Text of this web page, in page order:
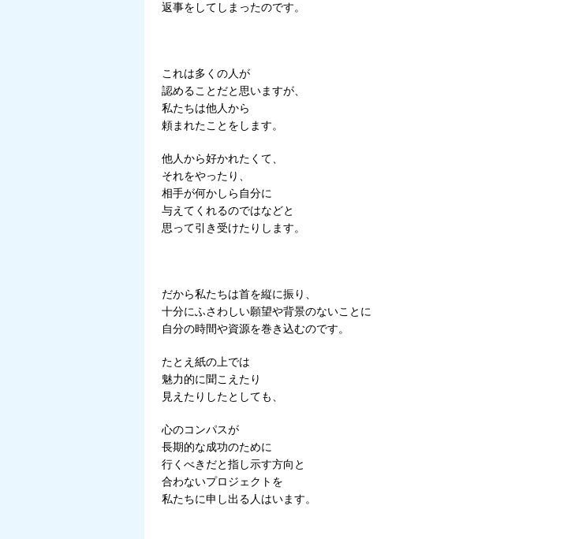
返事をしてしまったのです。
これは多くの人が
認めることだと思いますが、
私たちは他人から
頼まれたことをします。
他人から好かれたくて、
それをやったり、
相手が何かしら自分に
与えてくれるのではなどと
思って引き受けたりします。
だから私たちは首を縦に振り、
十分にふさわしい願望や背景のないことに
自分の時間や資源を巻き込むのです。
たとえ紙の上では
魅力的に聞こえたり
見えたりしたとしても、
心のコンパスが
長期的な成功のために
行くべきだと指し示す方向と
合わないプロジェクトを
私たちに申し出る人はいます。